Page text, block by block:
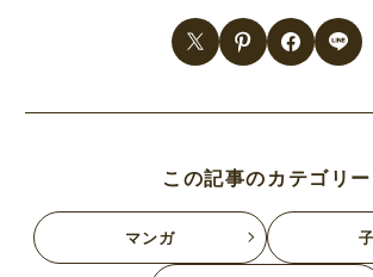
この記事のカテゴリー
マンガ